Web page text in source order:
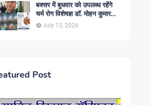
बक्सर में बुधवार को उपलब्ध रहेंगे
चर्म रोग विशेषज्ञ डॉ. मोहन कुमार
सिंह, प्रकाश यूरो क्लिनिक में होगा
परामर्श
July 13, 2026
Post